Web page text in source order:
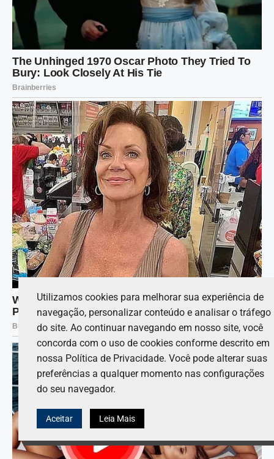
Utilizamos cookies para melhorar sua experiência de
navegação, personalizar conteúdo e analisar o tráfego
do site. Ao continuar navegando em nosso site, você
concorda com o uso de cookies conforme descrito em
nossa Política de Privacidade. Você pode alterar suas
preferências a qualquer momento nas configurações
do seu navegador.
Aceitar Leia Mais